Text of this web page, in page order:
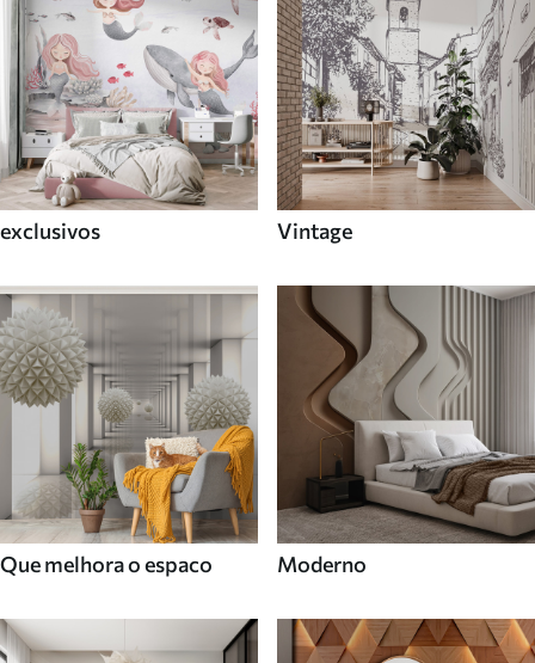
exclusivos Vintage
Que melhora o espaco Moderno